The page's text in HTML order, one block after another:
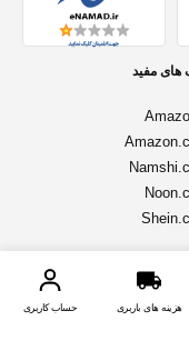
های مفید
هزینه های باربری حساب کاربری